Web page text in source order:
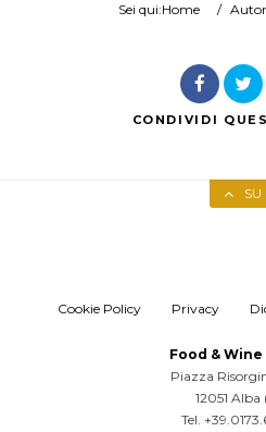
Sei qui:Home /
CONDIVIDI
SU
Cookie Policy Privacy
Food &
Piazza
12051 Alba
Tel.